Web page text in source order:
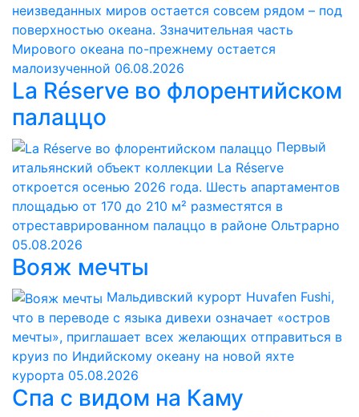
неизведанных миров остается совсем рядом – под
поверхностью океана. Ззначительная часть
Мирового океана по-прежнему остается
малоизученной 06.08.2026
La Réserve во флорентийском
палаццо
Первый
итальянский объект коллекции La Réserve
откроется осенью 2026 года. Шесть апартаментов
площадью от 170 до 210 м² разместятся в
отреставрированном палаццо в районе Ольтрарно
05.08.2026
Вояж мечты
Мальдивский курорт Huvafen Fushi,
что в переводе с языка дивехи означает «остров
мечты», приглашает всех желающих отправиться в
круиз по Индийскому океану на новой яхте
курорта 05.08.2026
Спа с видом на Каму